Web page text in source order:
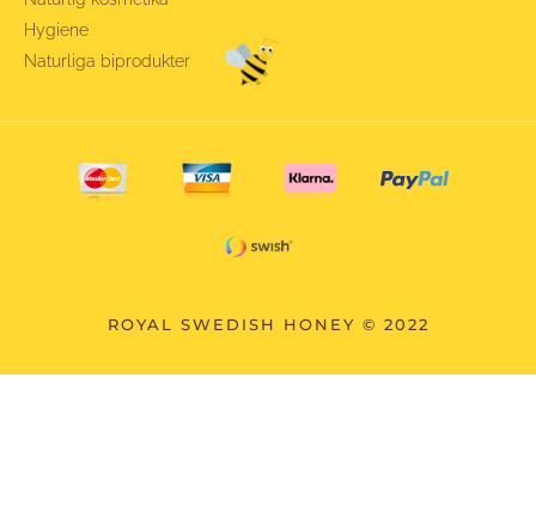
Hygiene
Naturliga biprodukter
ROYAL SWEDISH HONEY © 2022